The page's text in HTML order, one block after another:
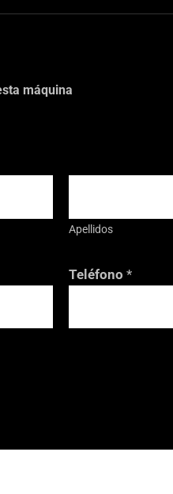
máquina
Apellidos
Teléfono *